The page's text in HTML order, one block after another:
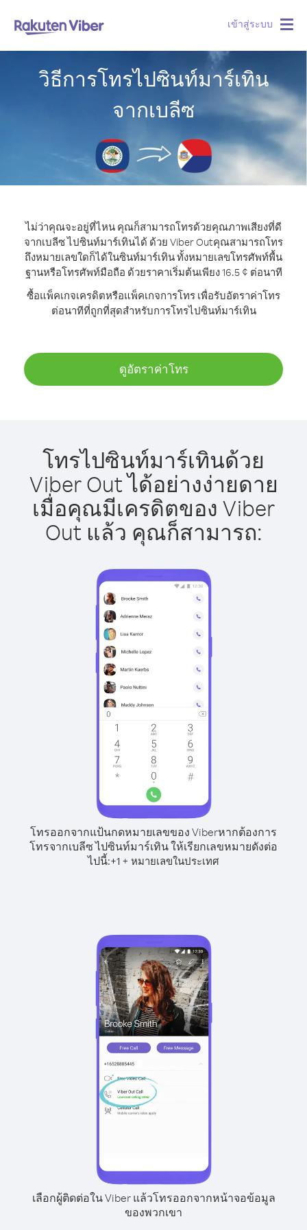
เข้าสู่ระบบ
วิธีการโทรไปซินท์มาร์เทิน
จากเบลีซ
ไม่ว่าคุณจะอยู่ที่ไหน คุณก็สามารถโทรด้วยคุณภาพเสียงที่ดี
จากเบลีซ ไปซินท์มาร์เทินได้ ด้วย Viber Outคุณสามารถโทร
ถึงหมายเลขใดก็ได้ในซินท์มาร์เทิน ทั้งหมายเลขโทรศัพท์พื้น
ฐานหรือโทรศัพท์มือถือ ด้วยราคาเริ่มต้นเพียง 16.5 ¢ ต่อนาที
ซื้อแพ็คเกจเครดิตหรือแพ็คเกจการโทร เพื่อรับอัตราค่าโทร
ต่อนาทีที่ถูกที่สุดสำหรับการโทรไปซินท์มาร์เทิน
ดูอัตราค่าโทร
โทรไปซินท์มาร์เทินด้วย
Viber Out ได้อย่างง่ายดาย
เมื่อคุณมีเครดิตของ Viber
Out แล้ว คุณก็สามารถ:
โทรออกจากแป้นกดหมายเลขของ Viberหากต้องการ
โทรจากเบลีซ ไปซินท์มาร์เทิน ให้เรียกเลขหมายดังต่อ
ไปนี้:+1 + หมายเลขในประเทศ
เลือกผู้ติดต่อใน Viber แล้วโทรออกจากหน้าจอข้อมูล
ของพวกเขา